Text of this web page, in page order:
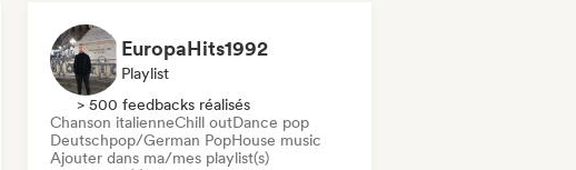
EuropaHits1992
Playlist
> 500 feedbacks réalisés
Chanson italienneChill outDance pop
Deutschpop/German PopHouse music
Ajouter dans ma/mes playlist(s)